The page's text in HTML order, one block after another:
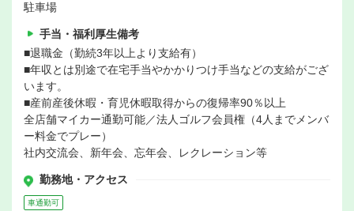
駐車場
手当・福利厚生備考
■退職金（勤続3年以上より支給有）
■年収とは別途で在宅手当やかかりつけ手当などの支給がござ
います。
■産前産後休暇・育児休暇取得からの復帰率90％以上
全店舗マイカー通勤可能／法人ゴルフ会員権（4人までメンバ
ー料金でプレー）
社内交流会、新年会、忘年会、レクレーション等
勤務地・アクセス
車通勤可